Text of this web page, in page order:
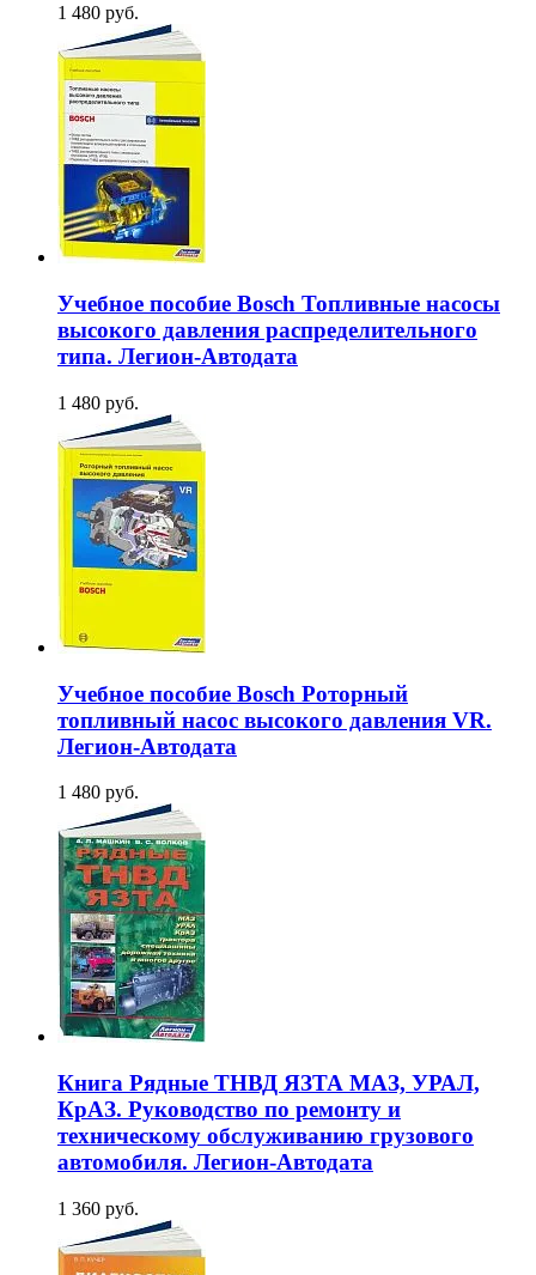
1 480 руб.
Учебное пособие Bosch Топливные насосы
высокого давления распределительного
типа. Легион-Aвтодата
1 480 руб.
Учебное пособие Bosch Роторный
топливный насос высокого давления VR.
Легион-Aвтодата
1 480 руб.
Книга Рядные ТНВД ЯЗТА МАЗ, УРАЛ,
КрАЗ. Руководство по ремонту и
техническому обслуживанию грузового
автомобиля. Легион-Aвтодата
1 360 руб.